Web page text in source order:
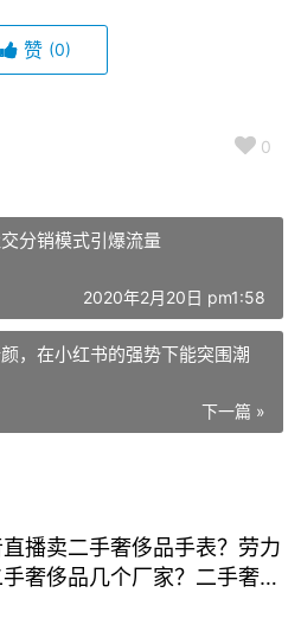
赞 (0)
0
分销模式引爆流量
2020年2月20日 pm1:58
，在小红书的强势下能突围潮
下一篇 »
播卖二手奢侈品手表？劳力
奢侈品几个厂家？二手奢侈